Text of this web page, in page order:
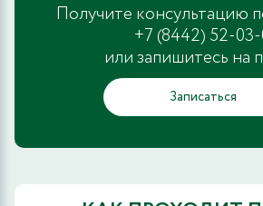
Получите консультацию
+7 (8442) 52-
или запишитесь на
Записаться